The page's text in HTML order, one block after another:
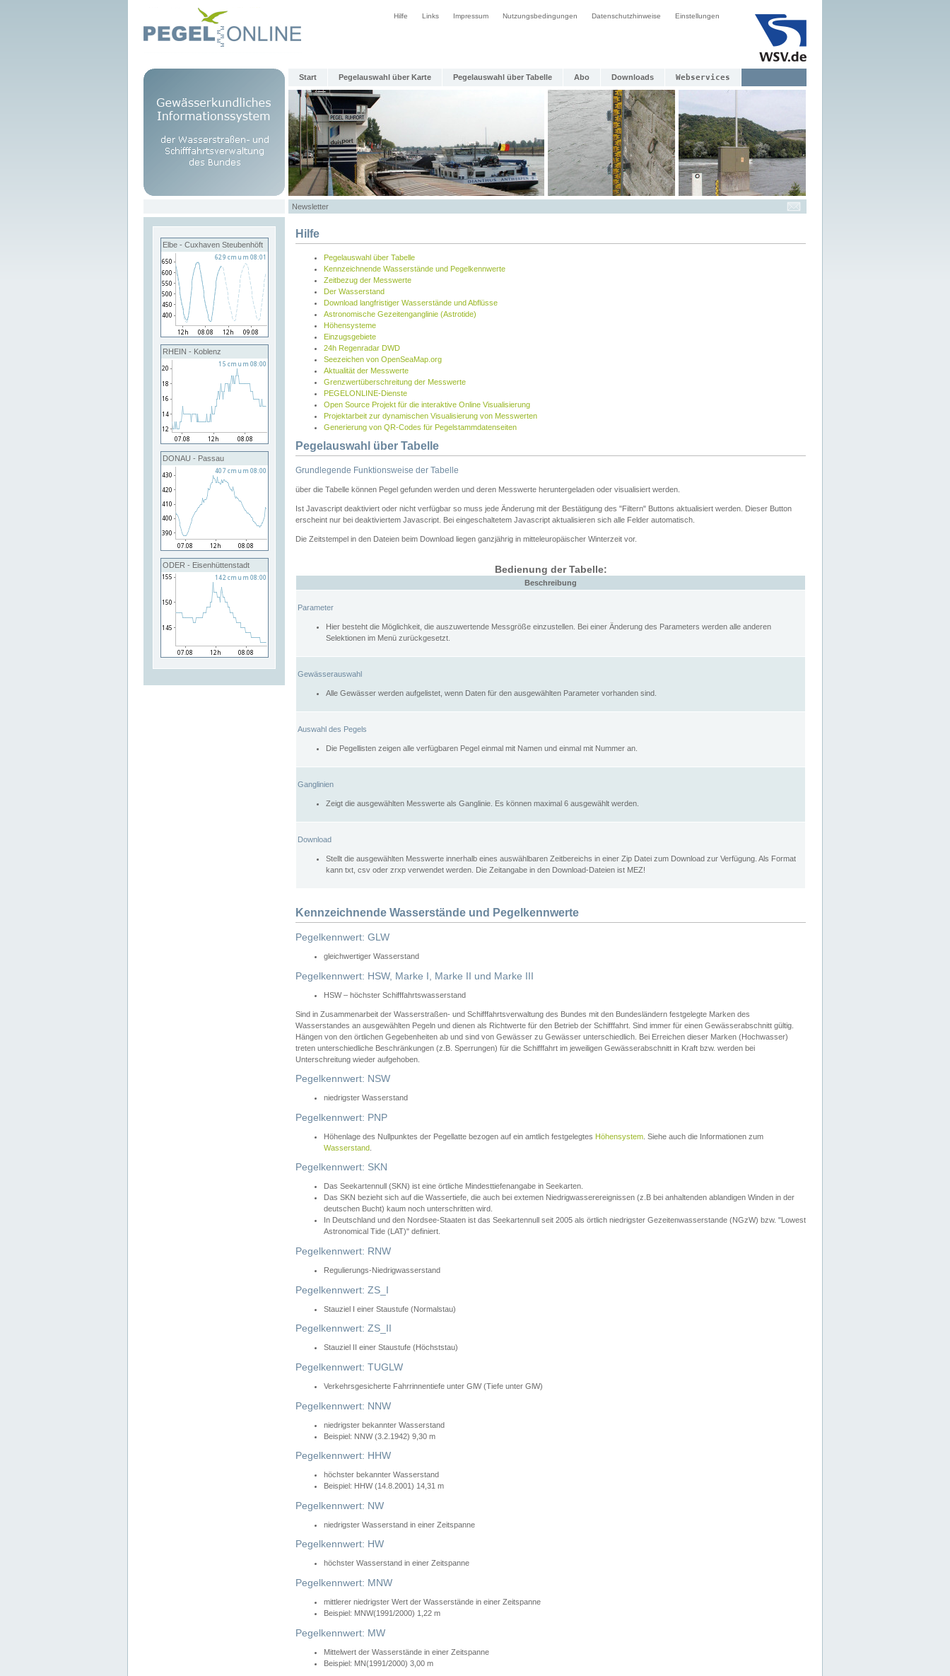
Hilfe Links Impressum Nutzungsbedingungen Datenschutzhinweise Einstellungen
Start Pegelauswahl über Karte Pegelauswahl über Tabelle Abo Downloads Webservices
Newsletter
Elbe - Cuxhaven Steubenhöft
RHEIN - Koblenz
DONAU - Passau
ODER - Eisenhüttenstadt
Hilfe
Pegelauswahl über Tabelle
Kennzeichnende Wasserstände und Pegelkennwerte
Zeitbezug der Messwerte
Der Wasserstand
Download langfristiger Wasserstände und Abflüsse
Astronomische Gezeitenganglinie (Astrotide)
Höhensysteme
Einzugsgebiete
24h Regenradar DWD
Seezeichen von OpenSeaMap.org
Aktualität der Messwerte
Grenzwertüberschreitung der Messwerte
PEGELONLINE-Dienste
Open Source Projekt für die interaktive Online Visualisierung
Projektarbeit zur dynamischen Visualisierung von Messwerten
Generierung von QR-Codes für Pegelstammdatenseiten
Pegelauswahl über Tabelle
Grundlegende Funktionsweise der Tabelle
über die Tabelle können Pegel gefunden werden und deren Messwerte heruntergeladen oder visualisiert werden.
Ist Javascript deaktiviert oder nicht verfügbar so muss jede Änderung mit der Bestätigung des "Filtern" Buttons aktualisiert werden. Dieser Button
erscheint nur bei deaktiviertem Javascript. Bei eingeschaltetem Javascript aktualisieren sich alle Felder automatisch.
Die Zeitstempel in den Dateien beim Download liegen ganzjährig in mitteleuropäischer Winterzeit vor.
Bedienung der Tabelle:
Beschreibung
Parameter
Hier besteht die Möglichkeit, die auszuwertende Messgröße einzustellen. Bei einer Änderung des Parameters werden alle anderen
Selektionen im Menü zurückgesetzt.
Gewässerauswahl
Alle Gewässer werden aufgelistet, wenn Daten für den ausgewählten Parameter vorhanden sind.
Auswahl des Pegels
Die Pegellisten zeigen alle verfügbaren Pegel einmal mit Namen und einmal mit Nummer an.
Ganglinien
Zeigt die ausgewählten Messwerte als Ganglinie. Es können maximal 6 ausgewählt werden.
Download
Stellt die ausgewählten Messwerte innerhalb eines auswählbaren Zeitbereichs in einer Zip Datei zum Download zur Verfügung. Als Format
kann txt, csv oder zrxp verwendet werden. Die Zeitangabe in den Download-Dateien ist MEZ!
Kennzeichnende Wasserstände und Pegelkennwerte
Pegelkennwert: GLW
gleichwertiger Wasserstand
Pegelkennwert: HSW, Marke I, Marke II und Marke III
HSW – höchster Schifffahrtswasserstand
Sind in Zusammenarbeit der Wasserstraßen- und Schifffahrtsverwaltung des Bundes mit den Bundesländern festgelegte Marken des
Wasserstandes an ausgewählten Pegeln und dienen als Richtwerte für den Betrieb der Schifffahrt. Sind immer für einen Gewässerabschnitt gültig.
Hängen von den örtlichen Gegebenheiten ab und sind von Gewässer zu Gewässer unterschiedlich. Bei Erreichen dieser Marken (Hochwasser)
treten unterschiedliche Beschränkungen (z.B. Sperrungen) für die Schifffahrt im jeweiligen Gewässerabschnitt in Kraft bzw. werden bei
Unterschreitung wieder aufgehoben.
Pegelkennwert: NSW
niedrigster Wasserstand
Pegelkennwert: PNP
Höhenlage des Nullpunktes der Pegellatte bezogen auf ein amtlich festgelegtes Höhensystem . Siehe auch die Informationen zum
Wasserstand
Pegelkennwert: SKN
Das Seekartennull (SKN) ist eine örtliche Mindesttiefenangabe in Seekarten.
Das SKN bezieht sich auf die Wassertiefe, die auch bei extemen Niedrigwasserereignissen (z.B bei anhaltenden ablandigen Winden in der
deutschen Bucht) kaum noch unterschritten wird.
In Deutschland und den Nordsee-Staaten ist das Seekartennull seit 2005 als örtlich niedrigster Gezeitenwasserstande (NGzW) bzw. "Lowest
Astronomical Tide (LAT)" definiert.
Pegelkennwert: RNW
Regulierungs-Niedrigwasserstand
Pegelkennwert: ZS_I
Stauziel I einer Staustufe (Normalstau)
Pegelkennwert: ZS_II
Stauziel II einer Staustufe (Höchststau)
Pegelkennwert: TUGLW
Verkehrsgesicherte Fahrrinnentiefe unter GlW (Tiefe unter GlW)
Pegelkennwert: NNW
niedrigster bekannter Wasserstand
Beispiel: NNW (3.2.1942) 9,30 m
Pegelkennwert: HHW
höchster bekannter Wasserstand
Beispiel: HHW (14.8.2001) 14,31 m
Pegelkennwert: NW
niedrigster Wasserstand in einer Zeitspanne
Pegelkennwert: HW
höchster Wasserstand in einer Zeitspanne
Pegelkennwert: MNW
mittlerer niedrigster Wert der Wasserstände in einer Zeitspanne
Beispiel: MNW(1991/2000) 1,22 m
Pegelkennwert: MW
Mittelwert der Wasserstände in einer Zeitspanne
Beispiel: MN(1991/2000) 3,00 m